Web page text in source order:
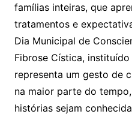
famílias inteiras, que
tratamentos e
Dia Municipal de
Fibrose Cística,
representa um gesto de
na maior parte do
histórias sejam